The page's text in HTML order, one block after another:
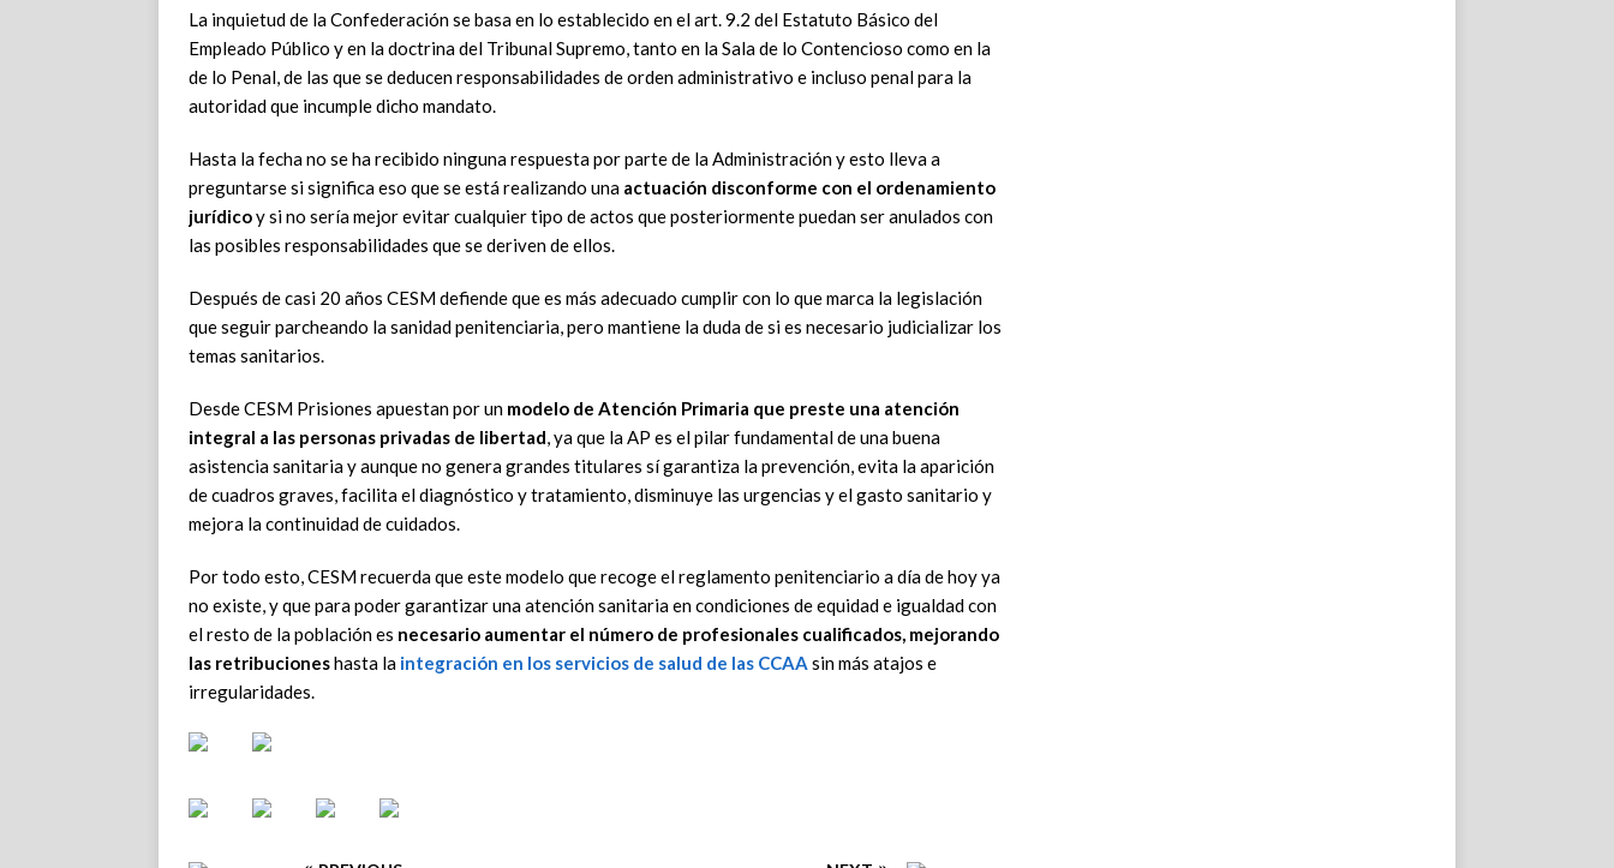
La inquietud de la Confederación se basa en lo establecido en el art. 9.2 del Estatuto Básico del
Empleado Público y en la doctrina del Tribunal Supremo, tanto en la Sala de lo Contencioso como en la
de lo Penal, de las que se deducen responsabilidades de orden administrativo e incluso penal para la
autoridad que incumple dicho mandato.
Hasta la fecha no se ha recibido ninguna respuesta por parte de la Administración y esto lleva a
preguntarse si significa eso que se está realizando una actuación disconforme con el ordenamiento
jurídicoy si no sería mejor evitar cualquier tipo de actos que posteriormente puedan ser anulados con
las posibles responsabilidades que se deriven de ellos.
Después de casi 20 años CESM defiende que es más adecuado cumplir con lo que marca la legislación
que seguir parcheando la sanidad penitenciaria, pero mantiene la duda de si es necesario judicializar los
temas sanitarios.
Desde CESM Prisiones apuestan por un modelo de Atención Primaria que preste una atención
integral a las personas privadas de libertad, ya que la AP es el pilar fundamental de una buena
asistencia sanitaria y aunque no genera grandes titulares sí garantiza la prevención, evita la aparición
de cuadros graves, facilita el diagnóstico y tratamiento, disminuye las urgencias y el gasto sanitario y
mejora la continuidad de cuidados.
Por todo esto, CESM recuerda que este modelo que recoge el reglamento penitenciario a día de hoy ya
no existe, y que para poder garantizar una atención sanitaria en condiciones de equidad e igualdad con
el resto de la población es necesario aumentar el número de profesionales cualificados, mejorando
las retribucioneshasta la integración en los servicios de salud de las CCAA sin más atajos e
irregularidades.